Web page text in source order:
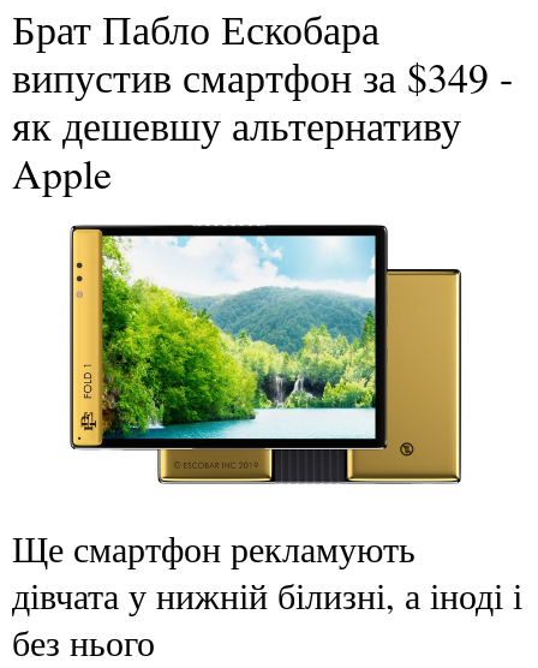
Брат Пабло Ескобара
випустив смартфон за $349 -
як дешевшу альтернативу
Apple
Ще смартфон рекламують
дівчата у нижній білизні, а іноді і
без нього